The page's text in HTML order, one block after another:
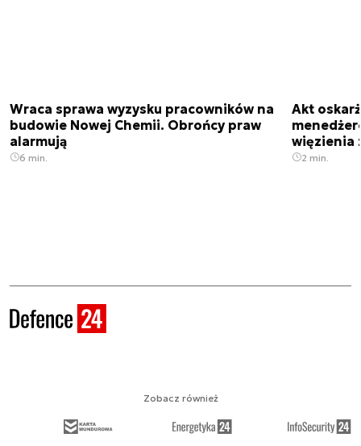
Wraca sprawa wyzysku pracowników na
budowie Nowej Chemii. Obrońcy praw
alarmują
6 min.
Akt
więzienia
2 min.
Zobacz również